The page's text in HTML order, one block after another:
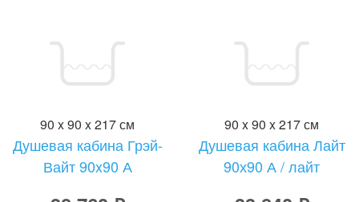
90 x 90 x 217 см
Душевая кабина Грэй-
Вайт 90x90 А
90 x 90 x 217 см
Душевая кабина Лайт
90х90 А / лайт